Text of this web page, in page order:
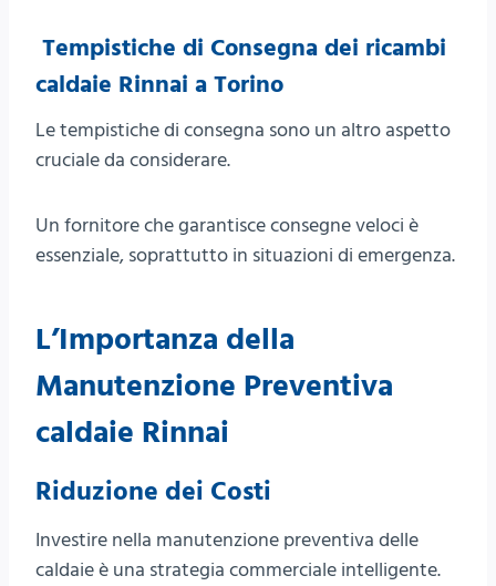
Tempistiche di Consegna dei ricambi
caldaie Rinnai a Torino
Le tempistiche di consegna sono un altro aspetto
cruciale da considerare.
Un fornitore che garantisce consegne veloci è
essenziale, soprattutto in situazioni di emergenza.
L’Importanza della
Manutenzione Preventiva
caldaie Rinnai
Riduzione dei Costi
Investire nella manutenzione preventiva delle
caldaie è una strategia commerciale intelligente.